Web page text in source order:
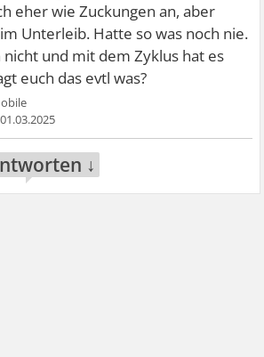
eher wie Zuckungen an, aber
Unterleib. Hatte so was noch nie.
nicht und mit dem Zyklus hat es
euch das evtl was?
01.03.2025
↓